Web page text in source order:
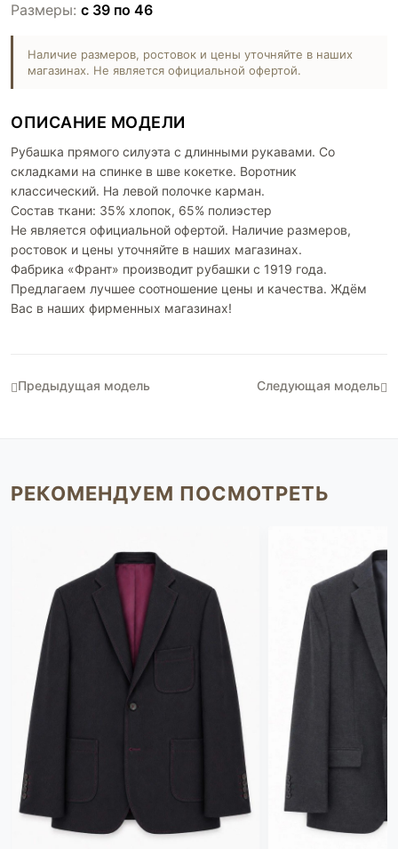
Размеры: с 39 по 46
Наличие размеров, ростовок и цены уточняйте в наших
магазинах. Не является официальной офертой.
ОПИСАНИЕ МОДЕЛИ
Рубашка прямого силуэта с длинными рукавами. Со
складками на спинке в шве кокетке. Воротник
классический. На левой полочке карман.
Состав ткани: 35% хлопок, 65% полиэстер
Не является официальной офертой. Наличие размеров,
ростовок и цены уточняйте в наших магазинах.
Фабрика «Франт» производит рубашки с 1919 года.
Предлагаем лучшее соотношение цены и качества. Ждём
Вас в наших фирменных магазинах!
Предыдущая модель Следующая модель
РЕКОМЕНДУЕМ ПОСМОТРЕТЬ